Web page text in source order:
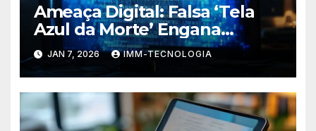
Ameaça Digital: Falsa ‘Tela
Azul da Morte’ Engana
Usuários do Windows e
Espalha Malware
JAN 7, 2026 IMM-TECNOLOGIA